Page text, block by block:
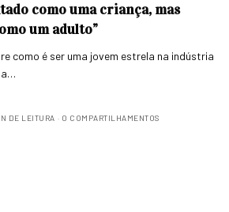
como uma criança, mas
um adulto”
como é ser uma jovem estrela na indústria
DE LEITURA 0 COMPARTILHAMENTOS